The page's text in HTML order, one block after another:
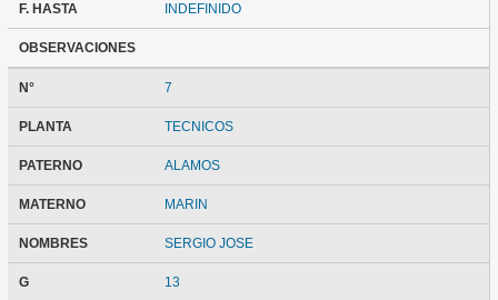
F. HASTA INDEFINIDO
OBSERVACIONES
N° 7
PLANTA TECNICOS
PATERNO ALAMOS
MATERNO MARIN
NOMBRES SERGIO JOSE
G 13